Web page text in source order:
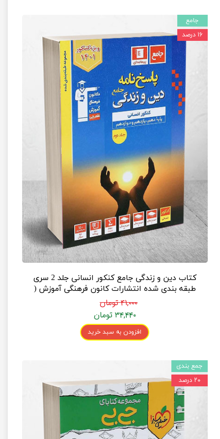
کتاب دین و زندگی جامع کنکور انسانی جلد 2 سری
طبقه بندی شده انتشارات کانون فرهنگی آموزش (
پاسخنامه )
۴۱,۰۰۰ تومان
۳۴,۴۴۰ تومان
افزودن به سبد خرید
جامع
۱۶ درصد
جمع بندی
۲۰ درصد